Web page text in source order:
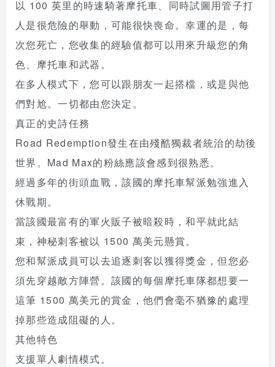
以 100 英里的時速騎著摩托車、同時試圖用管子打
人是很危險的舉動，可能很快喪命。幸運的是，每
次您死亡，您收集的經驗值都可以用來升級您的角
色、摩托車和武器。
在多人模式下，您可以跟朋友一起搭檔，或是與他
們對尬。一切都由您決定。
真正的史詩任務
Road Redemption發生在由殘酷獨裁者統治的劫後
世界。Mad Max的粉絲應該會感到很熟悉。
經過多年的街頭血戰，該國的摩托車幫派勉強進入
休戰期。
當該國最富有的軍火販子被暗殺時，和平就此結
束，神秘刺客被以 1500 萬美元懸賞。
您和幫派成員可以去追逐刺客以獲得獎金，但您必
須先穿越敵方陣營。該國的每個摩托車隊都想要一
這筆 1500 萬美元的賞金，他們會毫不猶豫的處理
掉那些造成阻礙的人。
其他特色
支援單人劇情模式。